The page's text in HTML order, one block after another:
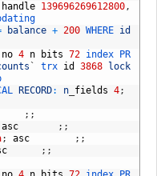
handle 139696269612800,
balance + 200 WHERE id
no 4 n bits 72 index
PR
` trx id 3868
lock
RECORD: n fields 4;
; ;
asc ; ;
; asc ; ;
; ;